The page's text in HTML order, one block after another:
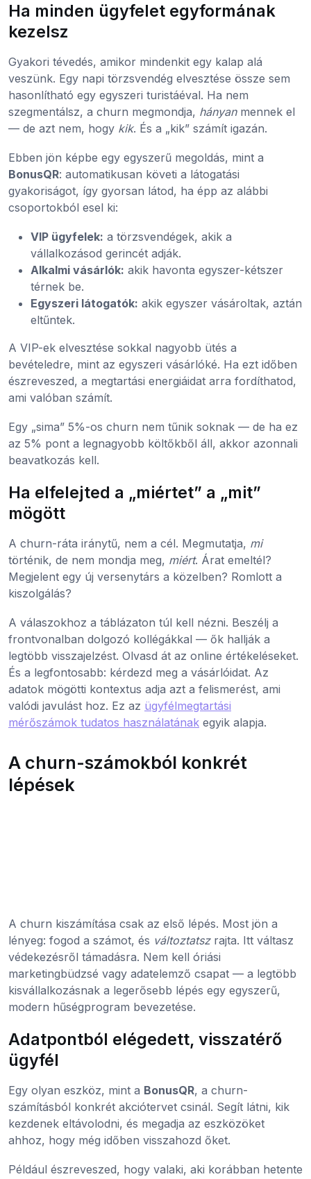
Ha minden ügyfelet egyformának
kezelsz
Gyakori tévedés, amikor mindenkit egy kalap alá
veszünk. Egy napi törzsvendég elvesztése össze sem
hasonlítható egy egyszeri turistáéval. Ha nem
szegmentálsz, a churn megmondja, hányanmennek el
— de azt nem, hogy kik. És a „kik” számít igazán.
Ebben jön képbe egy egyszerű megoldás, mint a
BonusQR: automatikusan követi a látogatási
gyakoriságot, így gyorsan látod, ha épp az alábbi
csoportokból esel ki:
VIP ügyfelek: a törzsvendégek, akik a
vállalkozásod gerincét adják.
Alkalmi vásárlók: akik havonta egyszer-kétszer
térnek be.
Egyszeri látogatók: akik egyszer vásároltak, aztán
eltűntek.
A VIP-ek elvesztése sokkal nagyobb ütés a
bevételedre, mint az egyszeri vásárlóké. Ha ezt időben
észreveszed, a megtartási energiáidat arra fordíthatod,
ami valóban számít.
Egy „sima” 5%-os churn nem tűnik soknak — de ha ez
az 5% pont a legnagyobb költőkből áll, akkor azonnali
beavatkozás kell.
Ha elfelejted a „miértet” a „mit”
mögött
A churn-ráta iránytű, nem a cél. Megmutatja, mi
történik, de nem mondja meg, miért. Árat emeltél?
Megjelent egy új versenytárs a közelben? Romlott a
kiszolgálás?
A válaszokhoz a táblázaton túl kell nézni. Beszélj a
frontvonalban dolgozó kollégákkal — ők hallják a
legtöbb visszajelzést. Olvasd át az online értékeléseket.
És a legfontosabb: kérdezd meg a vásárlóidat. Az
adatok mögötti kontextus adja azt a felismerést, ami
valódi javulást hoz. Ez az ügyfélmegtartási
mérőszámok tudatos használatának egyik alapja.
A churn-számokból konkrét
lépések
A churn kiszámítása csak az első lépés. Most jön a
lényeg: fogod a számot, és változtatszrajta. Itt váltasz
védekezésről támadásra. Nem kell óriási
marketingbüdzsé vagy adatelemző csapat — a legtöbb
kisvállalkozásnak a legerősebb lépés egy egyszerű,
modern hűségprogram bevezetése.
Adatpontból elégedett, visszatérő
ügyfél
Egy olyan eszköz, mint a BonusQR, a churn-
számításból konkrét akciótervet csinál. Segít látni, kik
kezdenek eltávolodni, és megadja az eszközöket
ahhoz, hogy még időben visszahozd őket.
Például észreveszed, hogy valaki, aki korábban hetente